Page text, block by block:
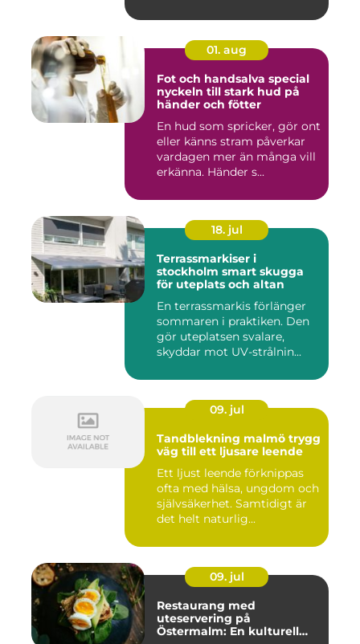
01. aug
Fot och handsalva special
nyckeln till stark hud på
händer och fötter
En hud som spricker, gör ont
eller känns stram påverkar
vardagen mer än många vill
erkänna. Händer s...
18. jul
Terrassmarkiser i
stockholm smart skugga
för uteplats och altan
En terrassmarkis förlänger
sommaren i praktiken. Den
gör uteplatsen svalare,
skyddar mot UV-strålnin...
09. jul
Tandblekning malmö trygg
väg till ett ljusare leende
Ett ljust leende förknippas
ofta med hälsa, ungdom och
självsäkerhet. Samtidigt är
det helt naturlig...
09. jul
Restaurang med
uteservering på
Östermalm: En kulturell